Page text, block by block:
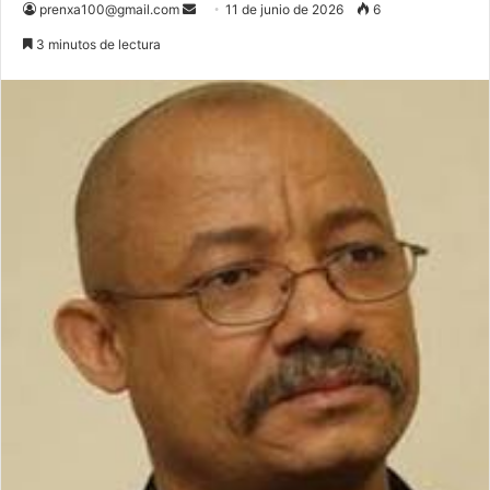
prenxa100@gmail.com
Send11 de junio de 2026 6
3 minutos de lectura